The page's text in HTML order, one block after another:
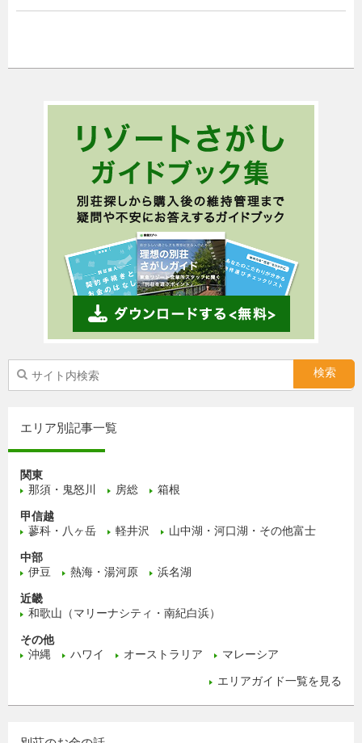
エリア別記事一覧
関東
那須・鬼怒川
房総 箱根
甲信越
蓼科・八ヶ岳
軽井沢 山中湖・河口湖・その他富士
中部
伊豆
熱海・湯河原 浜名湖
近畿
和歌山（マリーナシティ・南紀白浜）
その他
沖縄
ハワイ オーストラリア マレーシア
エリアガイド一覧を見る